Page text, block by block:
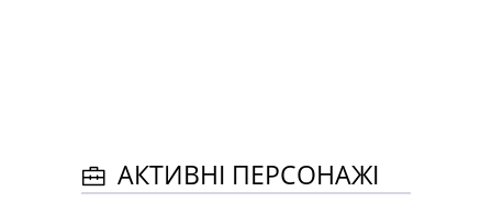
АКТИВНІ ПЕРСОНАЖІ